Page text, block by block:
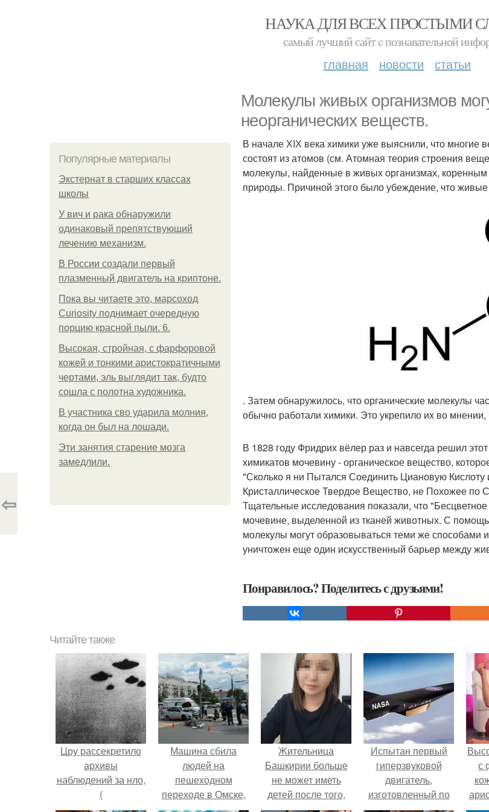
НАУКА ДЛЯ ВСЕХ ПРОСТЫМИ
самый лучший сайт c познавательной
главная новости статьи
Молекулы живых организмов
неорганических веществ.
Популярные материалы
Экстернат в старших классах
школы
У вич и рака обнаружили
одинаковый препятствующий
лечению механизм.
В России создали первый
плазменный двигатель на криптоне.
Пока вы читаете это, марсоход
Curiosity поднимает очередную
порцию красной пыли. 6.
Высокая, стройная, с фарфоровой
кожей и тонкими аристократичными
чертами, эль выглядит так, будто
сошла с полотна художника.
В участника сво ударила молния,
когда он был на лошади.
Эти занятия старение мозга
замедлили.
В начале ХIХ века химики уже выяснили, что многие
состоят из атомов (см. Атомная теория строения
молекулы, найденные в живых организмах,
природы. Причиной этого было убеждение, что
. Затем обнаружилось, что органические молекулы
обычно работали химики. Это укрепило их во
В 1828 году Фридрих вёлер раз и навсегда решил
химикатов мочевину - органическое вещество,
"Сколько я ни Пытался Соединить Циановую
Кристаллическое Твердое Вещество, не Похожее
Тщательные исследования показали, что
мочевине, выделенной из тканей животных. С
молекулы могут образовываться теми же способами
уничтожен еще один искусственный барьер между
Понравилось? Поделитесь с друзьями!
⇦
Читайте также
Цру рассекретило
архивы
наблюдений за нло,
(
непознанное@Science_Newworld).
Машина сбила
людей на
пешеходном
переходе в Омске,
пострадали 8
Жительница
Башкирии больше
не может иметь
детей после того,
как медики сделали
Испытан первый
гиперзвуковой
двигатель,
изготовленный по
технологии 3D-
с